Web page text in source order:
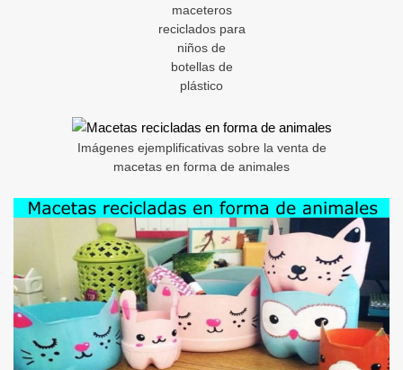
maceteros
reciclados para
niños de
botellas de
plástico
Imágenes ejemplificativas sobre la venta de
macetas en forma de animales